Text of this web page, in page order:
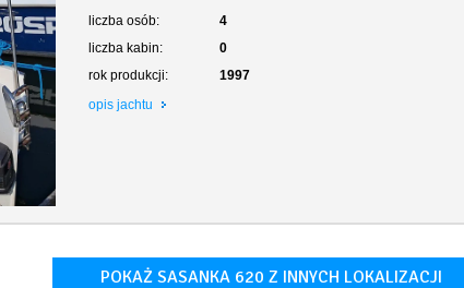
liczba osób:
4
liczba kabin:
0
rok produkcji:
1997
opis jachtu
POKAŻ SASANKA 620 Z INNYCH LOKALIZACJI